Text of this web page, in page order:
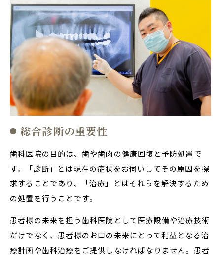
総合診断の重要性
歯科医院の目的は、歯や歯肉の健康回復と予防処置で
す。「診断」とは現在の症状をお伺いしてその原因を探
求することであり、「治療」とはそれらを解決するため
の処置を行うことです。
患者様の未来を担う歯科医院として医療設備や治療技術
だけでなく、患者様のお口の未来にとって利益となる治
療計画や歯科治療をご提供しなければなりません。患者